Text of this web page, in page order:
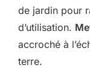
de jardin pour
d’utilisation.
accroché à
terre.